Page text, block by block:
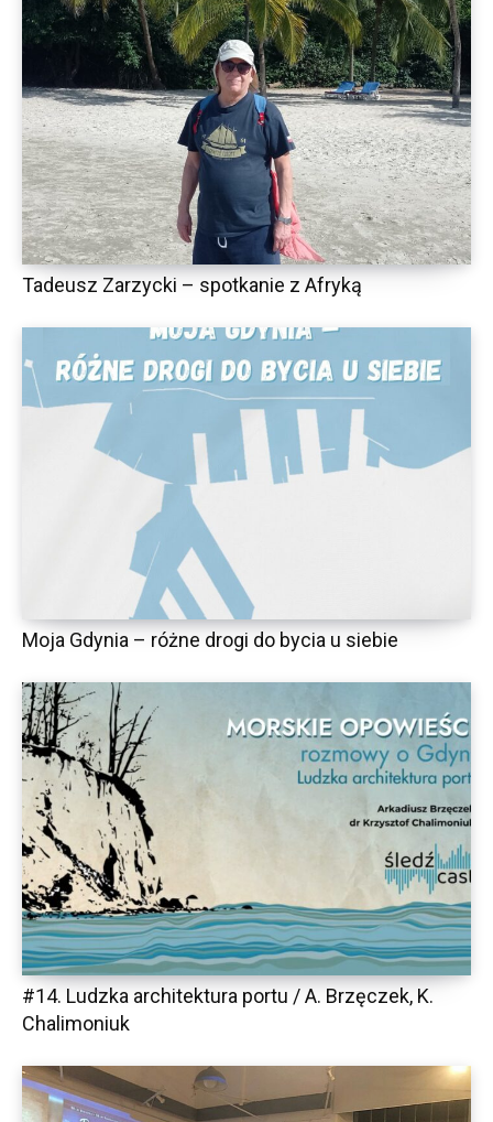
Tadeusz Zarzycki – spotkanie z Afryką
Moja Gdynia – różne drogi do bycia u siebie
#14. Ludzka architektura portu / A. Brzęczek, K.
Chalimoniuk